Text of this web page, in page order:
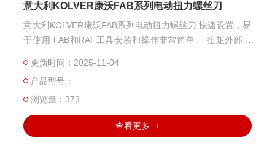
意大利KOLVER康沃FAB系列电动扭力螺丝刀
意大利KOLVER康沃FAB系列电动扭力螺丝刀 快速设置，易
于使用 FAB和RAF工具安装和操作非常简单。 扭矩外部设
每个螺丝刀与 控制单元配合使用。其电子控制电路会在预设
扭矩达到时，响应离合器的动作切断螺丝刀电机的电源。
更新时间：2025-11-04
产品型号：
浏览量：373
查看更多 +